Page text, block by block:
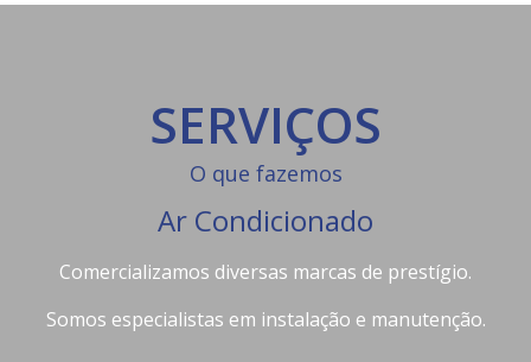
SERVIÇOS
O que fazemos
Ar Condicionado
Comercializamos diversas marcas de prestígio.
Somos especialistas em instalação e manutenção.